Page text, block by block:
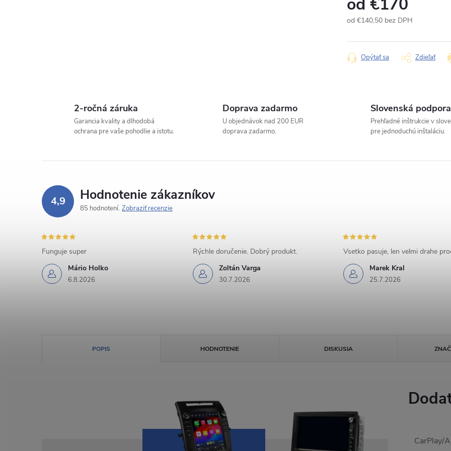
od €170
od €140,50 bez DPH
cena:
Opýtať sa Zdieľať
2-ročná záruka
Garancia kvality a dlhodobá
ochrana pre vaše pohodlie a istotu.
Doprava zadarmo
U objednávok nad 200 EUR
doprava zadarmo.
Slovenská podpora
Prehľadné inštrukcie v
pre jednoduchú inštaláciu.
4,9 Hodnotenie zákazníkov
85 hodnotení Zobraziť recenzie
Mário Holko
6.8.2026
Funguje super
Zoltán Varga
30.7.2026
Rýchle doručenie. Dobrý produkt.
Marek Kral
25.7.2026
Vsetko pasuje, len velmi drahe
POPIS HODNOTENIE DISKUSIA
CarPlay/